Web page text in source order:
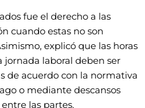
fue el derecho a las
cuando estas no son
explicó que las horas
jornada laboral deben ser
de acuerdo con la normativa
o mediante descansos
las partes.